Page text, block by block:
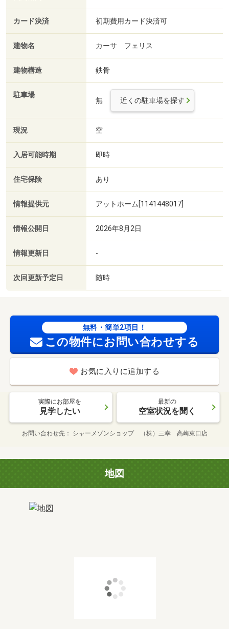
カード決済 初期費用カード決済可
建物名 カーサ フェリス
建物構造 鉄骨
駐車場
無 近くの駐車場を探す
現況 空
入居可能時期 即時
住宅保険 あり
情報提供元 アットホーム[1141448017]
情報公開日 2026年8月2日
情報更新日 -
次回更新予定日 随時
無料・簡単2項目！
この物件にお問い合わせする
お気に入りに追加する
実際にお部屋を
見学したい
最新の
空室状況を聞く
お問い合わせ先 シャーメゾンショップ （株）三幸 高崎東口店
地図